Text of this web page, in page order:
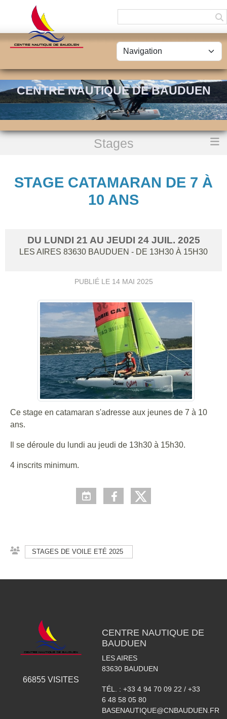
CENTRE NAUTIQUE DE BAUDUEN
Stages
Stage Catamaran de 7 à 10 ans
STAGE CATAMARAN DE 7 À
10 ANS
DU LUNDI 21 AU JEUDI 24 JUIL. 2025
LES AIRES 83630 BAUDUEN - DE 13H30 À 15H30
PUBLIÉ LE 14 MAI 2025
Ce stage en catamaran s'adresse aux jeunes de 7 à 10
ans.
Il se déroule du lundi au jeudi de 13h30 à 15h30.
4 inscrits minimum.
STAGES DE VOILE ETÉ 2025
66855VISITES
CENTRE NAUTIQUE DE
BAUDUEN
LES AIRES
83630 BAUDUEN
TÉL. : +33 4 94 70 09 22 / +33
6 48 58 05 80
BASENAUTIQUE@CNBAUDUEN.FR
Panneau de gestion des cookies